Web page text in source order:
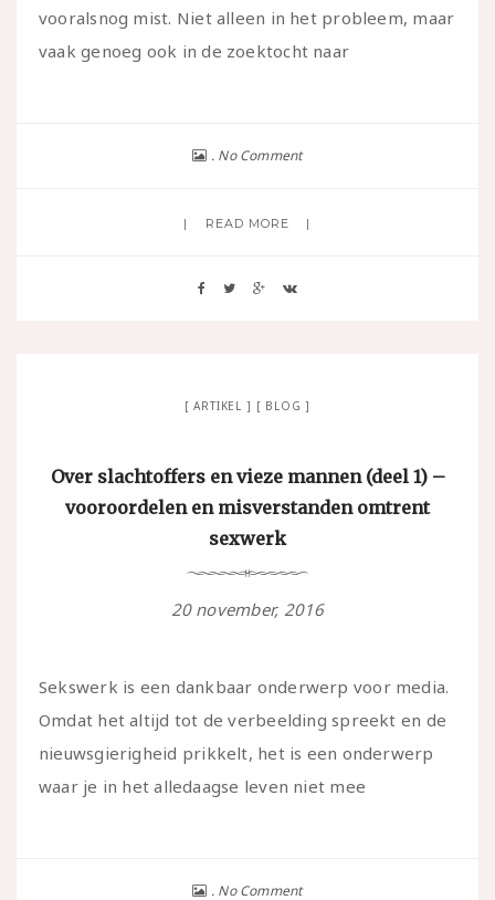
vooralsnog mist. Niet alleen in het probleem, maar
vaak genoeg ook in de zoektocht naar
No Comment
READ MORE
ARTIKEL BLOG
Over slachtoffers en vieze mannen (deel 1) –
vooroordelen en misverstanden omtrent
sexwerk
20 november, 2016
Sekswerk is een dankbaar onderwerp voor media.
Omdat het altijd tot de verbeelding spreekt en de
nieuwsgierigheid prikkelt, het is een onderwerp
waar je in het alledaagse leven niet mee
No Comment